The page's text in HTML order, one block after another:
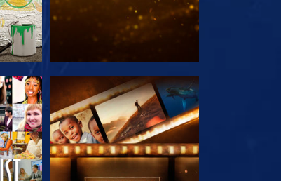
SERIE ENTDECKEN